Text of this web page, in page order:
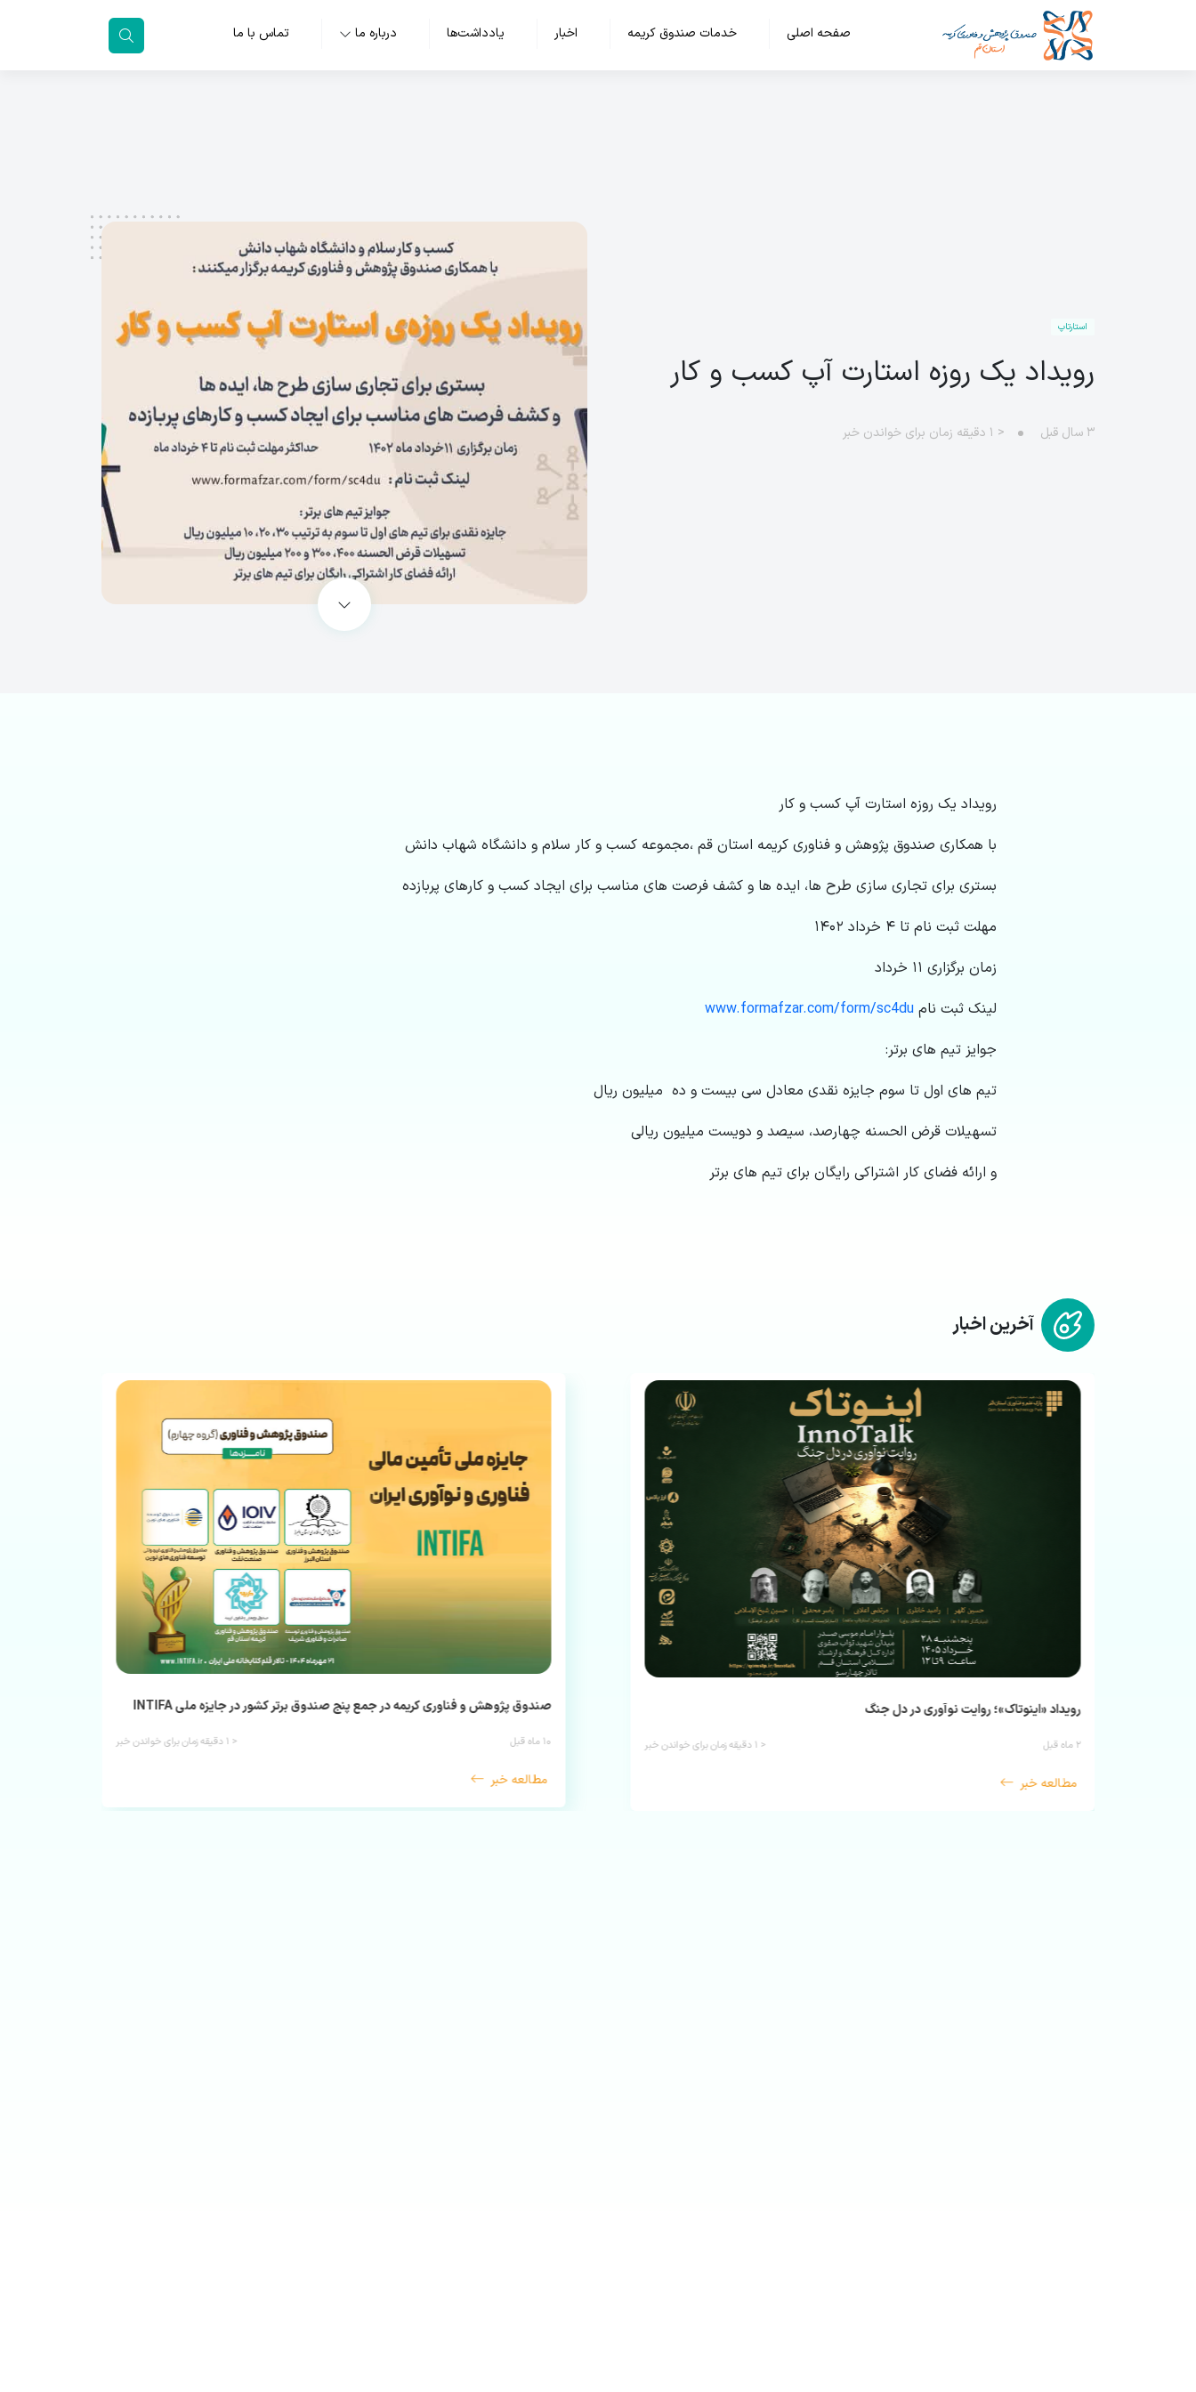
صفحه اصلی خدمات صندوق کریمه اخبار یادداشت‌ها درباره ما تماس با ما
استارتاپ
رویداد یک روزه استارت آپ کسب و کار
۳ سال قبل < ۱ دقیقه زمان برای خواندن خبر
رویداد یک روزه استارت آپ کسب و کار
با همکاری صندوق پژوهش و فناوری کریمه استان قم ،مجموعه کسب و کار سلام و دانشگاه شهاب دانش
بستری برای تجاری سازی طرح ها، ایده ها و کشف فرصت های مناسب برای ایجاد کسب و کارهای پربازده
مهلت ثبت نام تا ۴ خرداد ۱۴۰۲
زمان برگزاری ۱۱ خرداد
لینک ثبت نام www.formafzar.com/form/sc4du
جوایز تیم های برتر:
تیم های اول تا سوم جایزه نقدی معادل سی بیست و ده میلیون ریال
تسهیلات قرض الحسنه چهارصد، سیصد و دویست میلیون ریالی
و ارائه فضای کار اشتراکی رایگان برای تیم های برتر
آخرین اخبار
رویداد «اینوتاک»؛ روایت نوآوری در دل جنگ
۲ ماه قبل < ۱ دقیقه زمان برای خواندن خبر
مطالعه خبر
صندوق پژوهش و فناوری کریمه در جمع پنج صندوق برتر کشور در جایزه ملی INTIFA
۱۰ ماه قبل < ۱ دقیقه زمان برای خواندن خبر
مطالعه خبر